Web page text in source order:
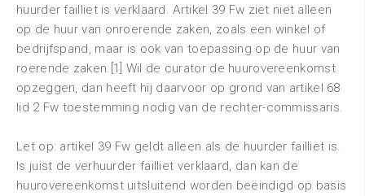
huurder failliet is verklaard. Artikel 39 Fw ziet niet alleen
op de huur van onroerende zaken, zoals een winkel of
bedrijfspand, maar is ook van toepassing op de huur van
roerende zaken.[1] Wil de curator de huurovereenkomst
opzeggen, dan heeft hij daarvoor op grond van artikel 68
lid 2 Fw toestemming nodig van de rechter-commissaris.
Let op: artikel 39 Fw geldt alleen als de huurder failliet is.
Is juist de verhuurder failliet verklaard, dan kan de
huurovereenkomst uitsluitend worden beëindigd op basis